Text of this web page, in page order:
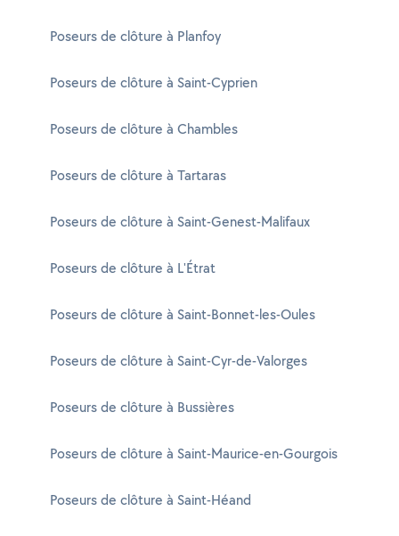
Poseurs de clôture à Planfoy
Poseurs de clôture à Saint-Cyprien
Poseurs de clôture à Chambles
Poseurs de clôture à Tartaras
Poseurs de clôture à Saint-Genest-Malifaux
Poseurs de clôture à L'Étrat
Poseurs de clôture à Saint-Bonnet-les-Oules
Poseurs de clôture à Saint-Cyr-de-Valorges
Poseurs de clôture à Bussières
Poseurs de clôture à Saint-Maurice-en-Gourgois
Poseurs de clôture à Saint-Héand